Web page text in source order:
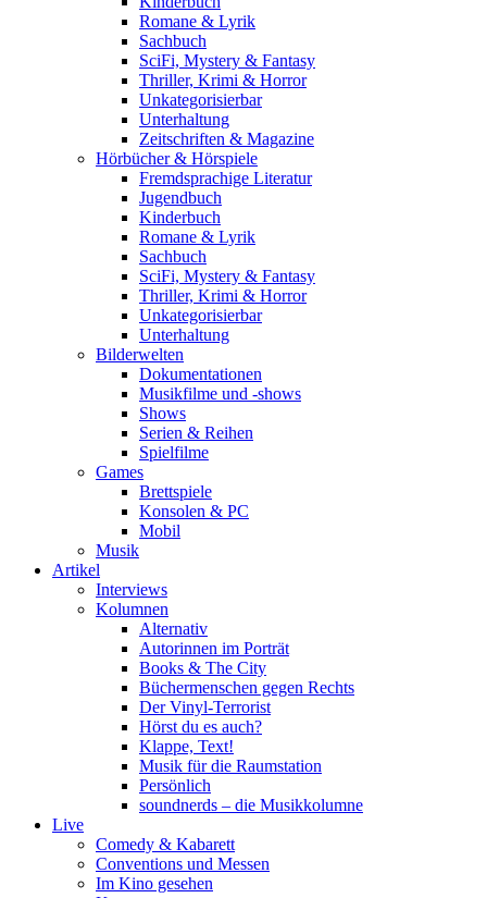
Romane & Lyrik
Sachbuch
SciFi, Mystery & Fantasy
Thriller, Krimi & Horror
Unkategorisierbar
Unterhaltung
Zeitschriften & Magazine
Hörbücher & Hörspiele
Fremdsprachige Literatur
Jugendbuch
Kinderbuch
Romane & Lyrik
Sachbuch
SciFi, Mystery & Fantasy
Thriller, Krimi & Horror
Unkategorisierbar
Unterhaltung
Bilderwelten
Dokumentationen
Musikfilme und -shows
Shows
Serien & Reihen
Spielfilme
Games
Brettspiele
Konsolen & PC
Mobil
Musik
Artikel
Interviews
Kolumnen
Alternativ
Autorinnen im Porträt
Books & The City
Büchermenschen gegen Rechts
Der Vinyl-Terrorist
Hörst du es auch?
Klappe, Text!
Musik für die Raumstation
Persönlich
soundnerds – die Musikkolumne
Live
Comedy & Kabarett
Conventions und Messen
Im Kino gesehen